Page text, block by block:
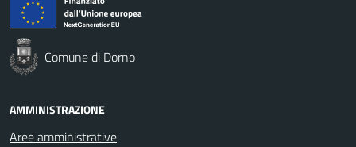
Comune di Dorno
AMMINISTRAZIONE
Aree amministrative